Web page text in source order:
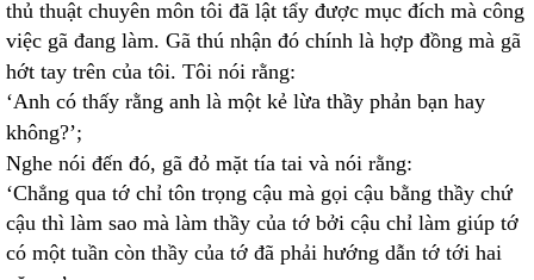
thủ thuật chuyên môn tôi đã lật tẩy được mục đích mà công
việc gã đang làm. Gã thú nhận đó chính là hợp đồng mà gã
hớt tay trên của tôi. Tôi nói rằng:
‘Anh có thấy rằng anh là một kẻ lừa thầy phản bạn hay
không?’;
Nghe nói đến đó, gã đỏ mặt tía tai và nói rằng:
‘Chẳng qua tớ chỉ tôn trọng cậu mà gọi cậu bằng thầy chứ
cậu thì làm sao mà làm thầy của tớ bởi cậu chỉ làm giúp tớ
có một tuần còn thầy của tớ đã phải hướng dẫn tớ tới hai